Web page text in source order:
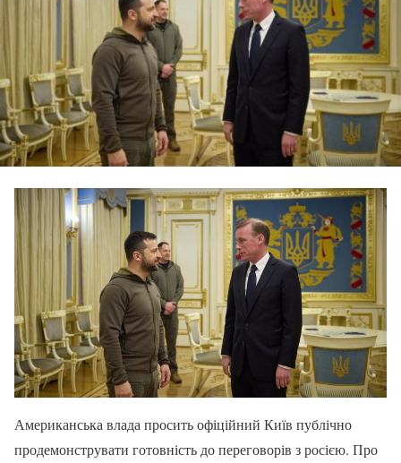
Американська влада просить офіційний Київ публічно
продемонструвати готовність до переговорів з росією. Про